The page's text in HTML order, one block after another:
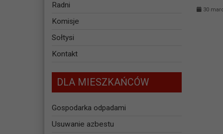
Radni
Komisje
Sołtysi
Kontakt
DLA MIESZKAŃCÓW
Gospodarka odpadami
Usuwanie azbestu
30